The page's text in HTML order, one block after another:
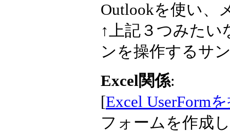
Outlookを使い、
↑上記３つみたい
ンを操作するサ
Excel関係:
[Excel UserForm
フォームを作成